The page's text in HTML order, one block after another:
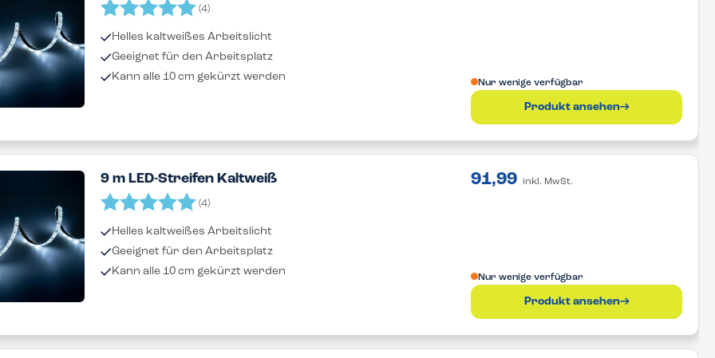
Bewertung: (4)
Helles kaltweißes Arbeitslicht
Geeignet für den Arbeitsplatz
Kann alle 10 cm gekürzt werden
Nur wenige verfügbar
Produkt ansehen
9 m LED-Streifen Kaltweiß
Bewertung: (4)
Helles kaltweißes Arbeitslicht
Geeignet für den Arbeitsplatz
Kann alle 10 cm gekürzt werden
91,99 inkl. MwSt.
Nur wenige verfügbar
Produkt ansehen